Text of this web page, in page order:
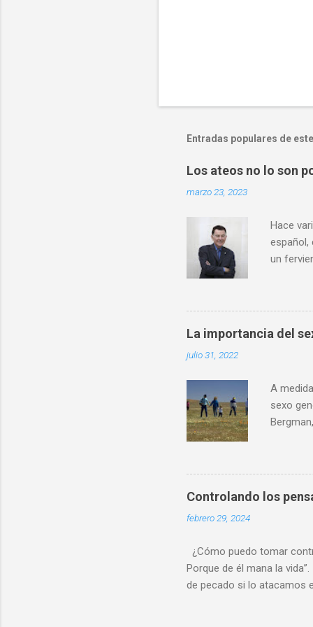
Entradas populares de
Los ateos no lo son
marzo 23, 2023
Hace
español,
un
hablar
La importancia del
julio 31, 2022
A
sexo
disforia
cuerpo
Controlando los
febrero 29, 2024
¿Cómo puedo tomar
Porque de él mana la
de pecado si lo atacamos
mente ) y pecar (meditar